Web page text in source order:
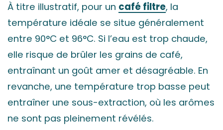
À titre illustratif, pour un café filtre, la
température idéale se situe généralement
entre 90°C et 96°C. Si l’eau est trop chaude,
elle risque de brûler les grains de café,
entraînant un goût amer et désagréable. En
revanche, une température trop basse peut
entraîner une sous-extraction, où les arômes
ne sont pas pleinement révélés.